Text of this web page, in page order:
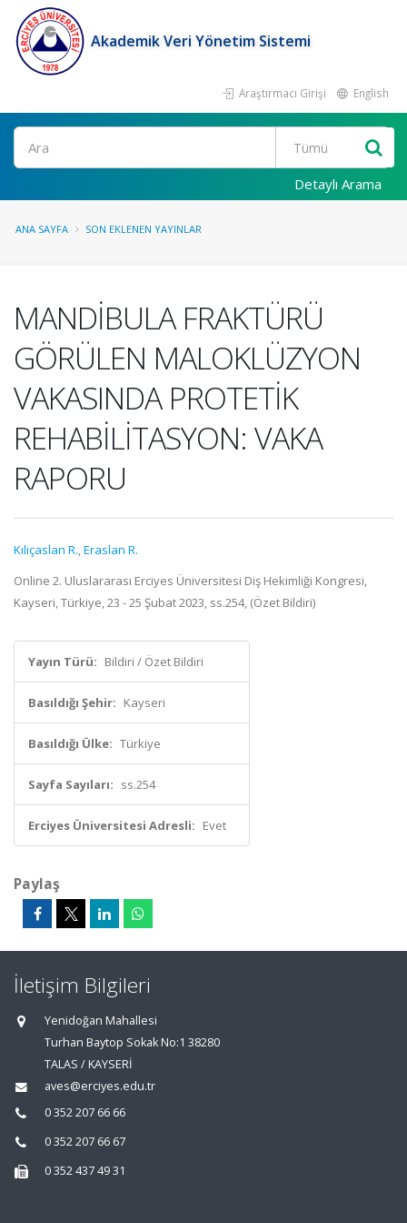
Akademik Veri Yönetim Sistemi
Araştırmacı Girişi English
Ara
Detaylı Arama
ANA SAYFA SON EKLENEN YAYINLAR
MANDİBULA FRAKTÜRÜ
GÖRÜLEN MALOKLÜZYON
VAKASINDA PROTETİK
REHABİLİTASYON: VAKA
RAPORU
Kılıçaslan R.,Eraslan R.
Online 2. Uluslararası Erciyes Üniversitesi Diş Hekimliği Kongresi,
Kayseri, Türkiye, 23 - 25 Şubat 2023, ss.254, (Özet Bildiri)
Yayın Türü: Bildiri / Özet Bildiri
Basıldığı Şehir: Kayseri
Basıldığı Ülke: Türkiye
Sayfa Sayıları: ss.254
Erciyes Üniversitesi Adresli: Evet
Paylaş
İletişim Bilgileri
Yenidoğan Mahallesi
Turhan Baytop Sokak No:1 38280
TALAS / KAYSERİ
aves@erciyes.edu.tr
0 352 207 66 66
0 352 207 66 67
0 352 437 49 31